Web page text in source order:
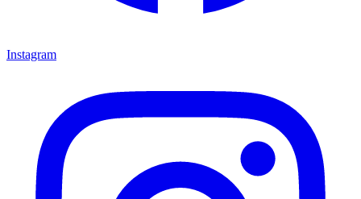
Instagram